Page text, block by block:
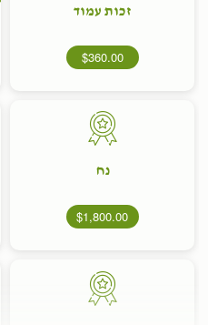
זכות עמוד
$360.00
נח
$1,800.00